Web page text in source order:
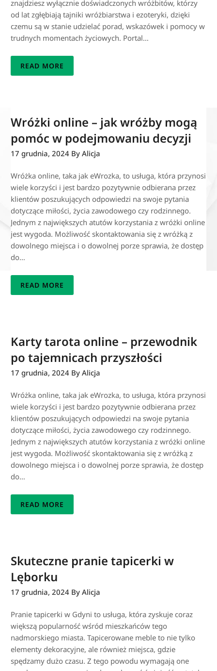
znajdziesz wyłącznie doświadczonych wróżbitów, którzy
od lat zgłębiają tajniki wróżbiarstwa i ezoteryki, dzięki
czemu są w stanie udzielać porad, wskazówek i pomocy w
trudnych momentach życiowych. Portal…
READ MORE
Wróżki online – jak wróżby mogą
pomóc w podejmowaniu decyzji
17 grudnia, 2024 By Alicja
Wróżka online, taka jak eWrozka, to usługa, która przynosi
wiele korzyści i jest bardzo pozytywnie odbierana przez
klientów poszukujących odpowiedzi na swoje pytania
dotyczące miłości, życia zawodowego czy rodzinnego.
Jednym z największych atutów korzystania z wróżki online
jest wygoda. Możliwość skontaktowania się z wróżką z
dowolnego miejsca i o dowolnej porze sprawia, że dostęp
do…
READ MORE
Karty tarota online – przewodnik
po tajemnicach przyszłości
17 grudnia, 2024 By Alicja
Wróżka online, taka jak eWrozka, to usługa, która przynosi
wiele korzyści i jest bardzo pozytywnie odbierana przez
klientów poszukujących odpowiedzi na swoje pytania
dotyczące miłości, życia zawodowego czy rodzinnego.
Jednym z największych atutów korzystania z wróżki online
jest wygoda. Możliwość skontaktowania się z wróżką z
dowolnego miejsca i o dowolnej porze sprawia, że dostęp
do…
READ MORE
Skuteczne pranie tapicerki w
Lęborku
17 grudnia, 2024 By Alicja
Pranie tapicerki w Gdyni to usługa, która zyskuje coraz
większą popularność wśród mieszkańców tego
nadmorskiego miasta. Tapicerowane meble to nie tylko
elementy dekoracyjne, ale również miejsca, gdzie
spędzamy dużo czasu. Z tego powodu wymagają one